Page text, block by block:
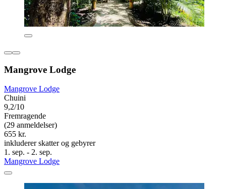
Mangrove Lodge
Mangrove Lodge
Chuini
9,2/10
Fremragende
(29 anmeldelser)
655 kr.
inkluderer skatter og gebyrer
1. sep. - 2. sep.
Mangrove Lodge